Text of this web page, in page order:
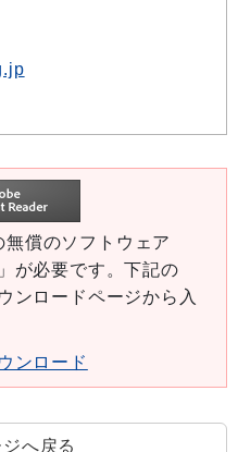
償のソフトウェア
が必要です。下記の
ンロードページから入
ンロード
へ戻る